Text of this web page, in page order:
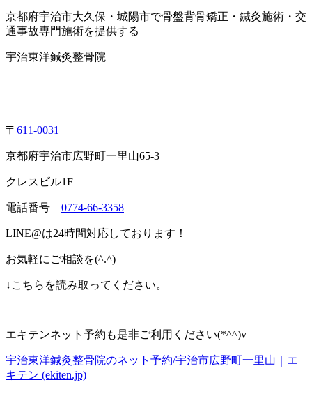
京都府宇治市大久保・城陽市で骨盤背骨矯正・鍼灸施術・交
通事故専門施術を提供する
宇治東洋鍼灸整骨院
〒 611-0031
京都府宇治市広野町一里山65-3
クレスビル1F
電話番号 0774-66-3358
LINE@は24時間対応しております！
お気軽にご相談を(^.^)
↓ こちらを読み取ってください。
エキテンネット予約も是非ご利用ください(*^^)v
宇治東洋鍼灸整骨院のネット予約/宇治市広野町一里山｜エ
キテン (ekiten.jp)